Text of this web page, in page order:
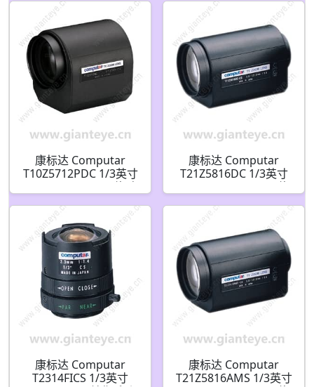
设(CS接口)
带预设和4针迷你连接器
康标达 Computar
T10Z5712PDC 1/3英寸
5.7-57mm F1.2 10倍 电
预设和4针迷你连接器
(CS接口)
康标达 Computar
T21Z5816DC 1/3英寸
5.8-121mm F1.8 21倍
康标达 Computar
T2314FICS 1/3英寸
康标达 Computar
T21Z5816AMS 1/3英寸